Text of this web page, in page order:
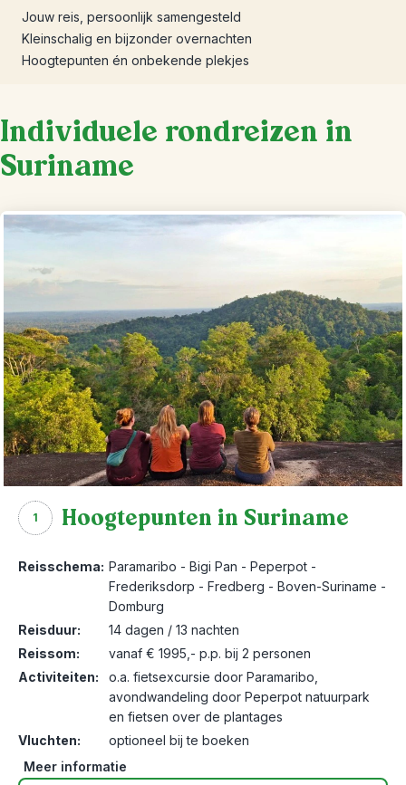
Jouw reis, persoonlijk samengesteld
Kleinschalig en bijzonder overnachten
Hoogtepunten én onbekende plekjes
Individuele rondreizen in
Suriname
1 Hoogtepunten in Suriname
Reisschema: Paramaribo - Bigi Pan - Peperpot -
Frederiksdorp - Fredberg - Boven-Suriname -
Domburg
Reisduur:
14 dagen / 13 nachten
Reissom:
vanaf € 1995,- p.p. bij 2 personen
Activiteiten:
o.a. fietsexcursie door Paramaribo,
avondwandeling door Peperpot natuurpark
en fietsen over de plantages
Vluchten:
optioneel bij te boeken
Meer informatie